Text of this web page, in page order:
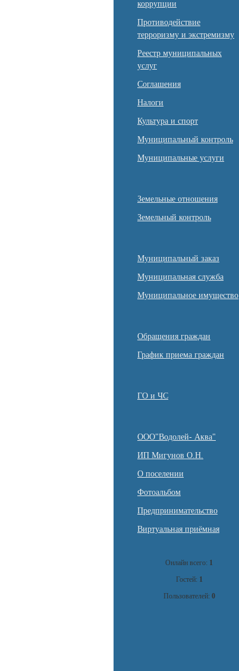
коррупции
Противодействие
терроризму и экстремизму
Реестр муниципальных
услуг
Соглашения
Налоги
Культура и спорт
Муниципальный контроль
Муниципальные услуги
Земельные отношения
Земельный контроль
Муниципальный заказ
Муниципальная служба
Муниципальное имущество
Обращения граждан
График приема граждан
ГО и ЧС
ООО"Водолей- Аква"
ИП Мигунов О.Н.
О поселении
Фотоальбом
Предпринимательство
Виртуальная приёмная
Онлайн всего: 1
Гостей: 1
Пользователей: 0